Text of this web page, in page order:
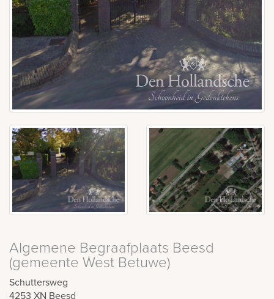
Algemene Begraafplaats Beesd
(gemeente West Betuwe)
Schuttersweg
4253 XN Beesd